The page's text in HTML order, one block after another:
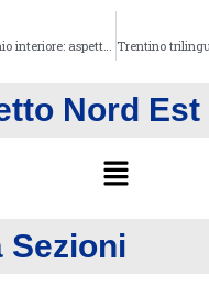
Nord Est